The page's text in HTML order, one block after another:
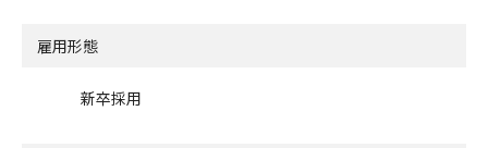
雇用形態
新卒採用